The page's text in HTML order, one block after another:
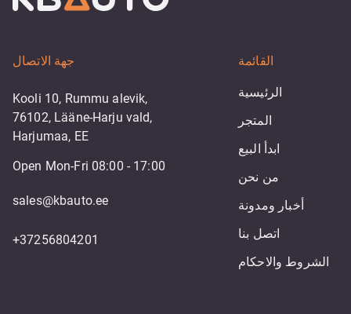
جهة الاتصال
Kooli 10, Rummu alevik,
76102, Lääne-Harju vald,
Harjumaa, EE
Open Mon-Fri 08:00 - 17:00
sales@kbauto.ee
+37256804201
القائمة
الرئيسية
المتجر
ابدأ البيع
من نحن
أخبار ومدونة
اتصل بنا
الشروط والاحكام